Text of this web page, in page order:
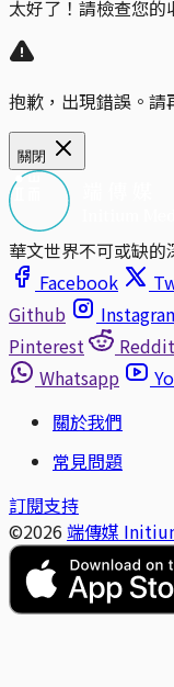
太好了！請檢查您的
抱歉，出現錯誤。請
關閉
華文世界不可或缺
Facebook
Github
Pinterest
Reddit
Whatsapp
關於我們
常見問題
訂閱支持
©2026 端傳媒